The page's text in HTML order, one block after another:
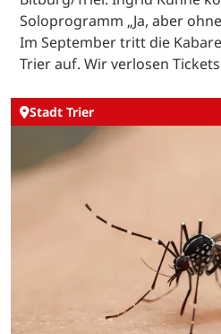
Soloprogramm „Ja, aber
Im September tritt die
Trier auf. Wir verlosen
Stadt Trier